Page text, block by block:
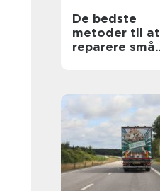
De bedste
metoder til at
reparere små